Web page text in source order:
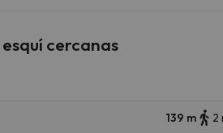
cercanas
139 m 2